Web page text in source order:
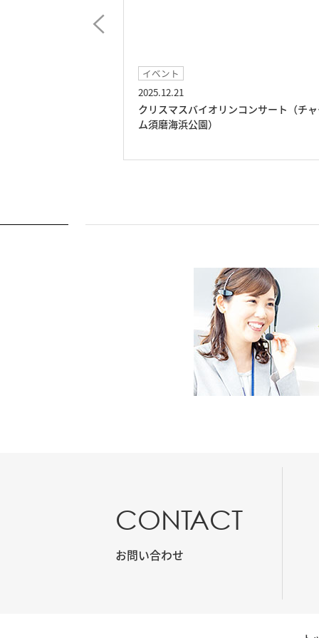
チャームツアー
2025.11.21
チャームツアー（びわ湖博物館＆パノ
ブッフェダイニング）（チャーム須磨
CONTACT
お問い合わせ